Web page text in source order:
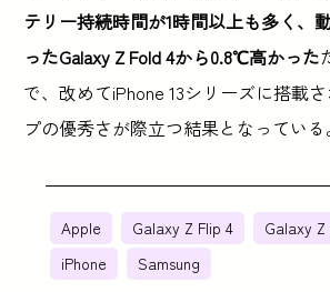
テリー持続時間が1時間以上も多く、
ったGalaxy Z Fold 4から0.8℃高かった
で、改めてiPhone 13シリーズに搭載
プの優秀さが際立つ結果となっている
Apple Galaxy Z Flip 4
Galaxy Z
iPhone
Samsung